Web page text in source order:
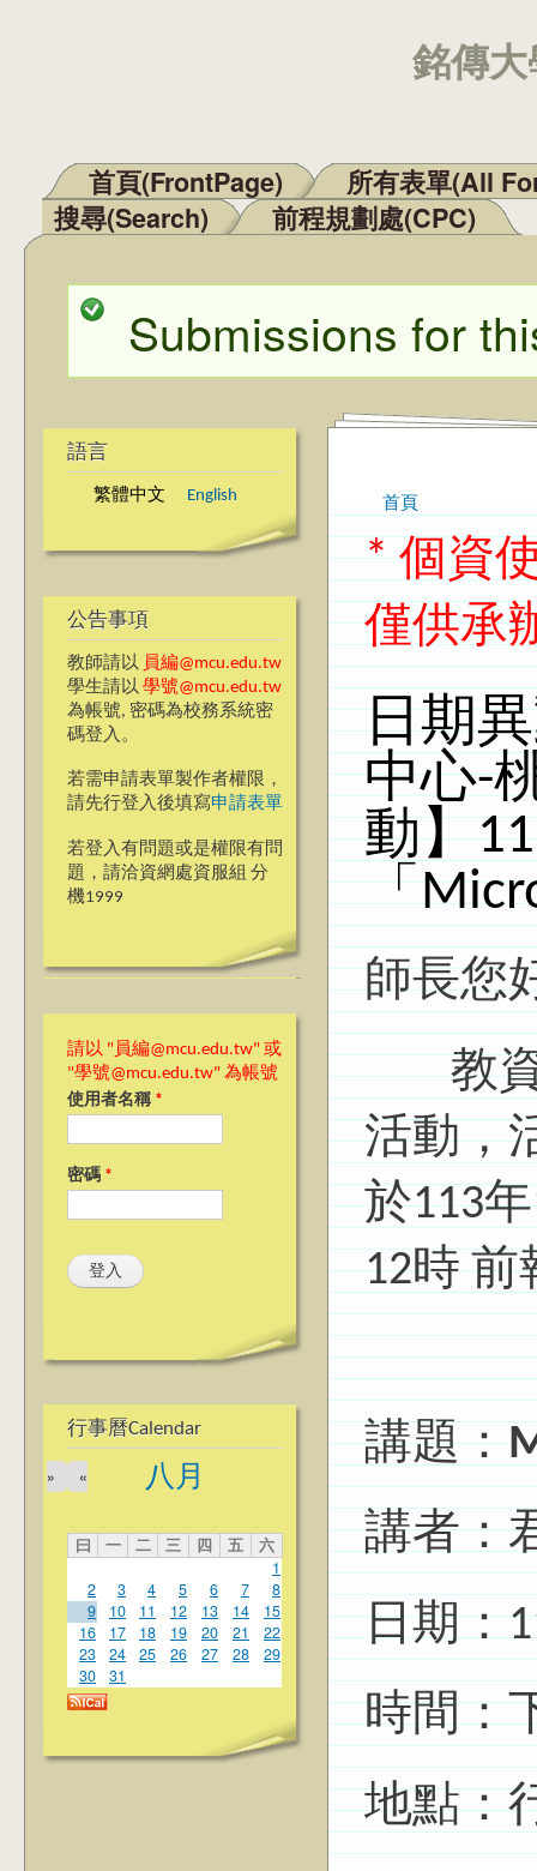
銘傳
主選單
首頁(FrontPage)
所有表單(All
搜尋(Search)
前程規劃處(CPC)
狀態訊息
Submissions for
語言
繁體中文 English
公告事項
教師請以 員編@mcu.edu.tw
學生請以 學號@mcu.edu.tw
為帳號, 密碼為校務系統密
碼登入。
若需申請表單製作者權限，
請先行登入後填寫申請表單
若登入有問題或是權限有問
題，請洽資網處資服組 分
機1999
請以 "員編@mcu.edu.tw" 或
"學號@mcu.edu.tw" 為帳號
使用者名稱 *
密碼 *
行事曆Calendar
八月
«
»
曰 一 二 三 四 五
六
1
2
3 4 5 6 7
8
9
10 11 12 13 14
15
16
17 18 19 20 21
22
23
24 25 26 27 28
29
30
31
您在這裡
首頁
* 個資
僅供承
日期
中心-
動】
「
師長您
教資
活動，
於113
12時 前
講題：
講者：
日期：
時間：
地點：